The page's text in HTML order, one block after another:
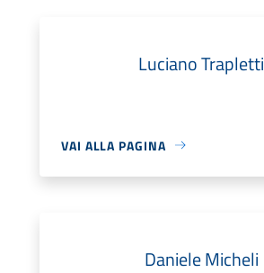
Luciano Trapletti
VAI ALLA PAGINA
Daniele Micheli